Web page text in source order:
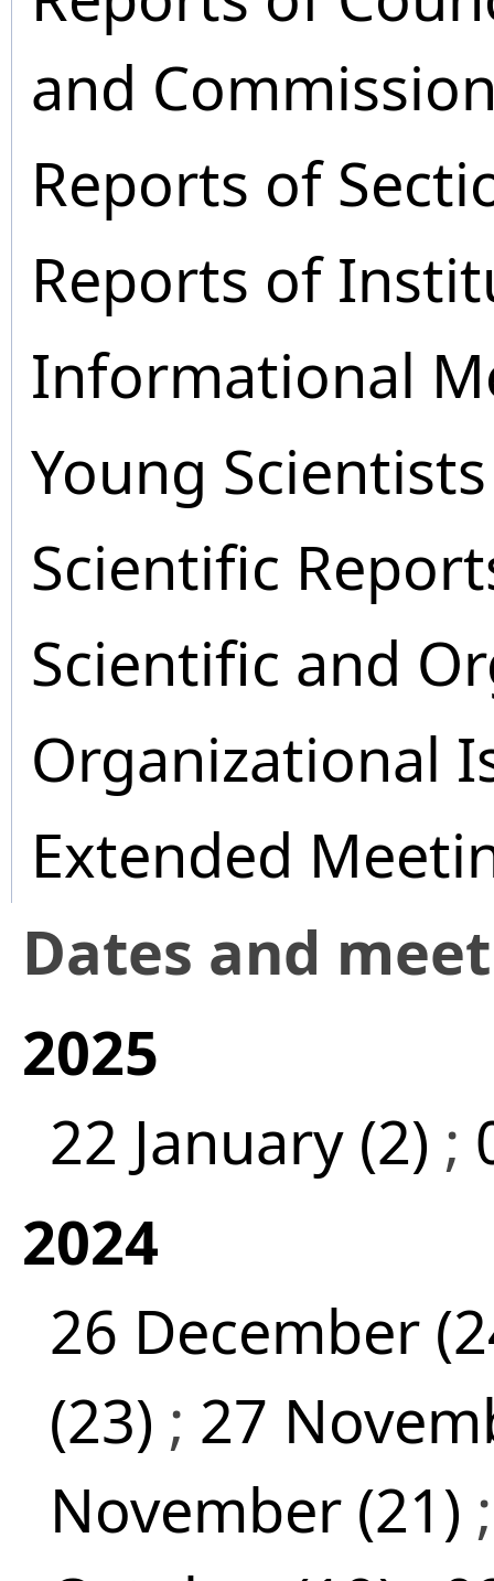
and
Reports of
Reports of
Informational
Young
Scientific
Scientific and
Organizational
Extended
Dates and
2025
22 January (2) ;
2024
26 December
(23) ; 27
November (21)